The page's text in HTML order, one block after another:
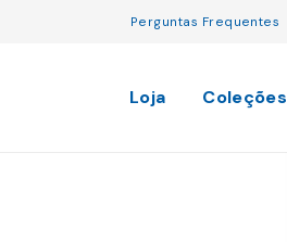
Perguntas Frequentes
Loja Coleções